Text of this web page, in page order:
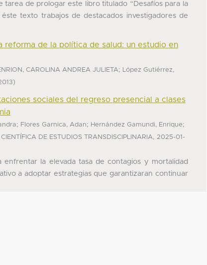
de prologar este libro titulado “Desafíos para la
texto trabajos de destacados investigadores de
reforma de la política de salud: un estudio en
CAROLINA ANDREA JULIETA; López Gutiérrez,
)
sociales del regreso presencial a clases
; Flores Garnica, Adan; Hernández Gamundi, Enrique;
DE ESTUDIOS TRANSDISCIPLINARIA, 2025-01-
enfrentar la elevada tasa de contagios y mortalidad
a adoptar estrategias que garantizaran continuar